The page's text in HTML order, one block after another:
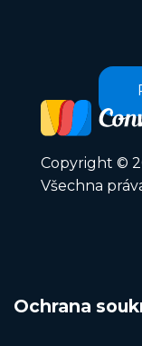
Copyright ©
Všechna
Ochrana